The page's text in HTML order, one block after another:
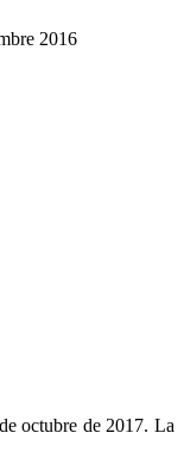
2016
octubre de 2017. La